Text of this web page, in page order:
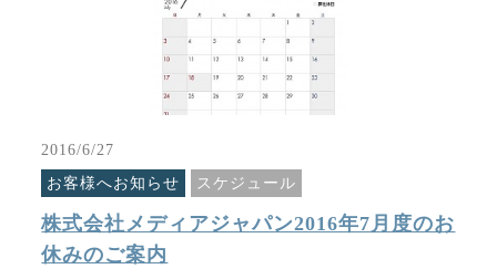
2016/6/27
お客様へお知らせ
スケジュール
株式会社メディアジャパン2016年7月度のお
休みのご案内